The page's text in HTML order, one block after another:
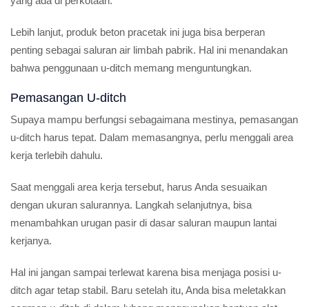
Lebih lanjut, produk beton pracetak ini juga bisa berperan
penting sebagai saluran air limbah pabrik. Hal ini menandakan
bahwa penggunaan u-ditch memang menguntungkan.
Pemasangan U-ditch
Supaya mampu berfungsi sebagaimana mestinya, pemasangan
u-ditch harus tepat. Dalam memasangnya, perlu menggali area
kerja terlebih dahulu.
Saat menggali area kerja tersebut, harus Anda sesuaikan
dengan ukuran salurannya. Langkah selanjutnya, bisa
menambahkan urugan pasir di dasar saluran maupun lantai
kerjanya.
Hal ini jangan sampai terlewat karena bisa menjaga posisi u-
ditch agar tetap stabil. Baru setelah itu, Anda bisa meletakkan